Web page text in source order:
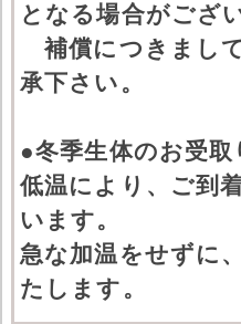
となる場合がござ
補償につきまし
承下さい。
●冬季生体のお受
低温により、ご到
います。
急な加温をせずに
たします。